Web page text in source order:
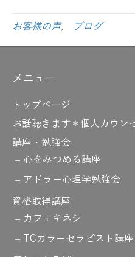
お客様の声, ブログ
メニュー
トップページ
お話聴きます＊個人カウン
講座・勉強会
心をみつめる講座
アドラー心理学勉強会
資格取得講座
カフェキネシ
TCカラーセラピスト講座